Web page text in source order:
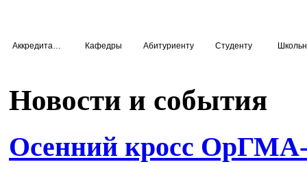
Кафедры Абитуриенту Студенту
Новости и события
Осенний кросс